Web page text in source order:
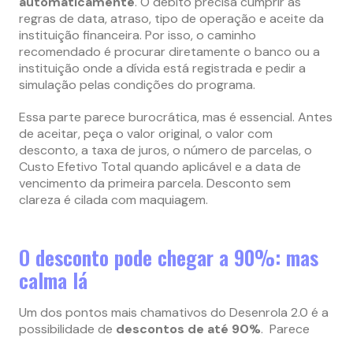
regras de data, atraso, tipo de operação e aceite da
instituição financeira. Por isso, o caminho
recomendado é procurar diretamente o banco ou a
instituição onde a dívida está registrada e pedir a
simulação pelas condições do programa.
Essa parte parece burocrática, mas é essencial. Antes
de aceitar, peça o valor original, o valor com
desconto, a taxa de juros, o número de parcelas, o
Custo Efetivo Total quando aplicável e a data de
vencimento da primeira parcela. Desconto sem
clareza é cilada com maquiagem.
O desconto pode chegar a 90%: mas
calma lá
Um dos pontos mais chamativos do Desenrola 2.0 é a
possibilidade de descontos de até 90%. Parece